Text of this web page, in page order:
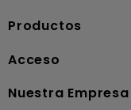
Productos
Acceso
Nuestra Empresa